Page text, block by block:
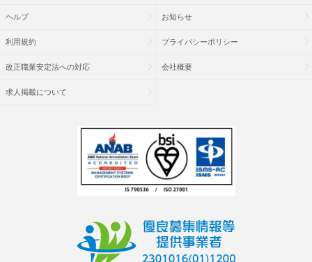
ヘルプ お知らせ
利用規約 プライバシーポリシー
改正職業安定法への対応 会社概要
求人掲載について